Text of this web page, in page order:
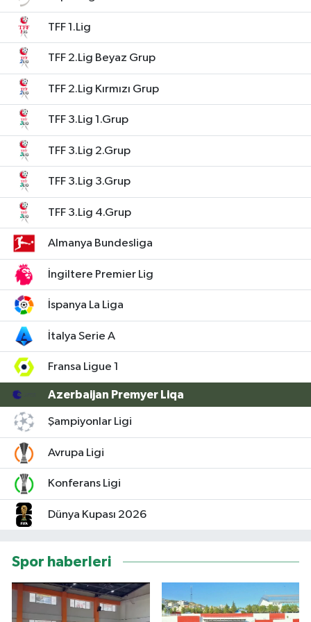
TFF 1.Lig
TFF 2.Lig Beyaz Grup
TFF 2.Lig Kırmızı Grup
TFF 3.Lig 1.Grup
TFF 3.Lig 2.Grup
TFF 3.Lig 3.Grup
TFF 3.Lig 4.Grup
Almanya Bundesliga
İngiltere Premier Lig
İspanya La Liga
İtalya Serie A
Fransa Ligue 1
Azerbaijan Premyer Liqa
Şampiyonlar Ligi
Avrupa Ligi
Konferans Ligi
Dünya Kupası 2026
Spor haberleri
Siyaset
Spor
Teknoloji